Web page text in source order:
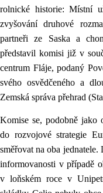
rolnické historie: Místní
zvyšování druhové
partneři ze Saska a
představil komisi již v
centrum Fláje, podaný
svého osvědčeného a
Zemská správa přehrad
Komise se, podobně jako
do rozvojové strategie
směřovat na oba jednatele.
informovanosti v případě
v loňském roce v